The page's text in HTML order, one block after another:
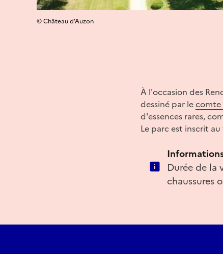
© Château d'Auzon
À l'occasion des
dessiné par lecomte
d'essences rares,
Le parc est inscrit
Durée de la
chaussures